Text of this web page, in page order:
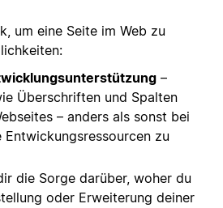
um eine Seite im Web zu
–
Überschriften und Spalten
– anders als sonst bei
zu
die Sorge darüber, woher du
oder Erweiterung deiner